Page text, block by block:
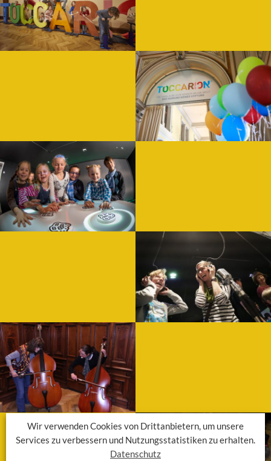
WEITERLESEN
Workshops
In den TOCCARION-
WEITERLESEN
Sonderführung
Was nicht passt, wird passend gemacht. Für Gruppen bis zu 50
WEITERLESEN
Kindergruppen
Ob Schulklasse oder
WEITERLESEN
Für Kinder und Familien
Auch Mama, Papa, Oma und Opa haben die Gelegenheit, das
WEITERLESEN
Erwachsene
Für alle, die sich im Herzen
Wir verwenden Cookies von Drittanbietern, um unsere
Services zu verbessern und Nutzungsstatistiken zu erhalten.
Datenschutz